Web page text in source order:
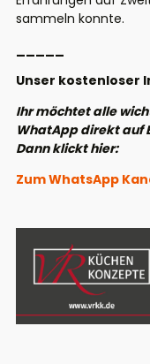
sammeln konnte.
Unser kostenloser
Ihr möchtet alle
WhatApp direkt auf
Dann klickt hier:
Zum WhatsApp